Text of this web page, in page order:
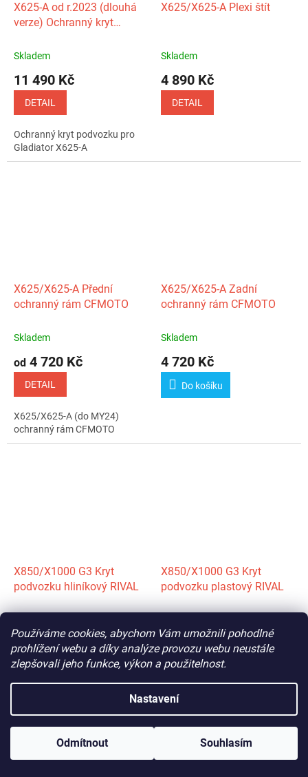
Používáme cookies, abychom Vám umožnili pohodlné
prohlížení webu a díky analýze provozu webu neustále
zlepšovali jeho funkce, výkon a použitelnost.
Nastavení
Odmítnout Souhlasím
X625‑A od r.2023 (dlouhá
verze) Ochranný kryt
CFMOTO
Skladem
11 490 Kč
DETAIL
Ochranný kryt podvozku pro
Gladiator X625-A
X625/X625‑A Plexi štít
Skladem
4 890 Kč
DETAIL
X625/X625‑A Přední
ochranný rám CFMOTO
Skladem
od 4 720 Kč
DETAIL
X625/X625‑A (do MY24)
ochranný rám CFMOTO
X625/X625‑A Zadní
ochranný rám CFMOTO
Skladem
4 720 Kč
Do košíku
X850/X1000 G3 Kryt
podvozku hliníkový RIVAL
14 495 Kč
DETAIL
X850/X1000 G3 Kryt
podvozku plastový RIVAL
13 495 Kč
DETAIL